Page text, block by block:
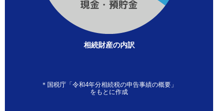
相続財産の内訳
＊国税庁「令和4年分相続税の申告事績の概要」
をもとに作成